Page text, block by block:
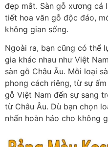
đẹp mắt. Sàn gỗ xương cá
tiết hoa văn gỗ độc đáo,
không gian sống.
Ngoài ra, bạn cũng có thể
gia khác nhau như Việt
sàn gỗ Châu Âu. Mỗi loại
phong cách riêng, từ sự
gỗ Việt Nam đến sự sang
từ Châu Âu. Dù bạn chọn
nhấn hoàn hảo cho không